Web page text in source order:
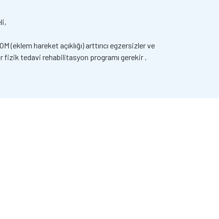
hareket açıklığı) arttırıcı egzersizler ve
fizik tedavi rehabilitasyon programı gerekir .